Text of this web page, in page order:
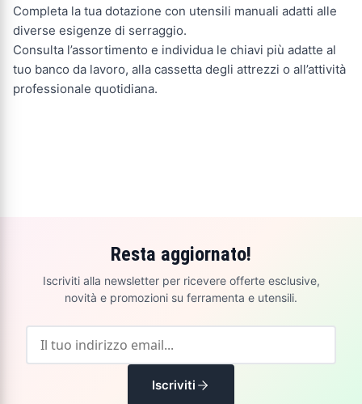
Completa la tua dotazione con utensili manuali adatti alle
diverse esigenze di serraggio.
Consulta l’assortimento e individua le chiavi più adatte al
tuo banco da lavoro, alla cassetta degli attrezzi o all’attività
professionale quotidiana.
Resta aggiornato!
Iscriviti alla newsletter per ricevere offerte esclusive,
novità e promozioni su ferramenta e utensili.
Iscriviti